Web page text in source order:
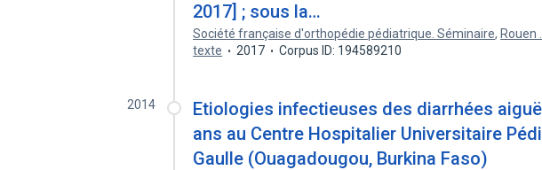
2017] ; sous la…
Société française d'orthopédie pédiatrique. Séminaire, Rouen
texte
2017 Corpus ID: 194589210
2014
Etiologies infectieuses des diarrhées
ans au Centre Hospitalier Universitaire
Gaulle (Ouagadougou, Burkina Faso)